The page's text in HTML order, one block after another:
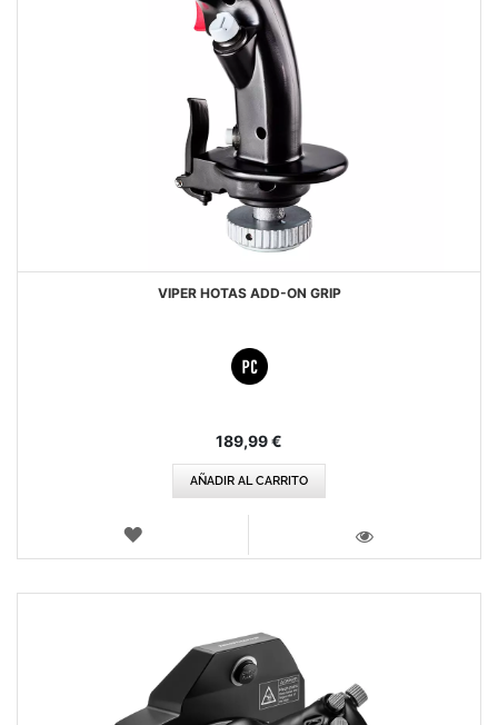
VIPER HOTAS ADD-ON GRIP
189,99 €
AÑADIR AL CARRITO
LISTA